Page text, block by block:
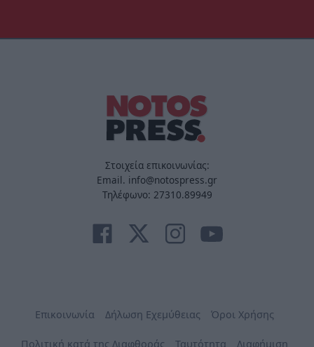
Στοιχεία επικοινωνίας:
Email. info@notospress.gr
Τηλέφωνο: 27310.89949
Επικοινωνία Δήλωση Εχεμύθειας Όροι Χρήσης
Πολιτική κατά της Διαφθοράς Ταυτότητα Διαφήμιση